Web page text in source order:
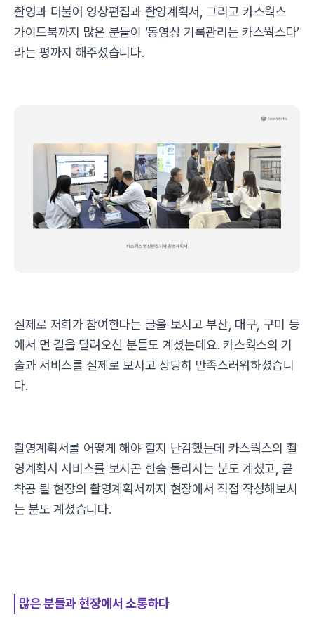
촬영과 더불어 영상편집과 촬영계획서, 그리고 카스웍스
가이드북까지 많은 분들이 ‘동영상 기록관리는 카스웍스다’
라는 평까지 해주셨습니다.
실제로 저희가 참여한다는 글을 보시고 부산, 대구, 구미 등
에서 먼 길을 달려오신 분들도 계셨는데요. 카스웍스의 기
술과 서비스를 실제로 보시고 상당히 만족스러워하셨습니
다.
촬영계획서를 어떻게 해야 할지 난감했는데 카스웍스의 촬
영계획서 서비스를 보시곤 한숨 돌리시는 분도 계셨고, 곧
착공 될 현장의 촬영계획서까지 현장에서 직접 작성해보시
는 분도 계셨습니다.
많은 분들과 현장에서 소통하다